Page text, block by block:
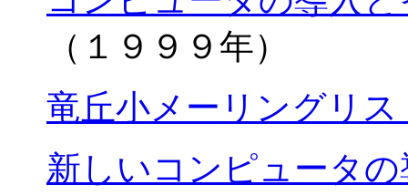
（１９９９年）
竜丘小メーリングリス
新しいコンピュータ